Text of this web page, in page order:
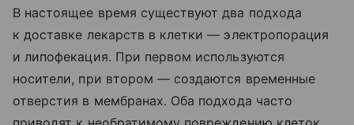
В настоящее время существуют два подхода
к доставке лекарств в клетки — электропорация
и липофекация. При первом используются
носители, при втором — создаются временные
отверстия в мембранах. Оба подхода часто